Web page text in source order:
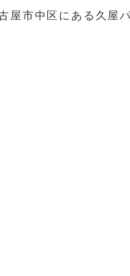
屋市中区にある久屋